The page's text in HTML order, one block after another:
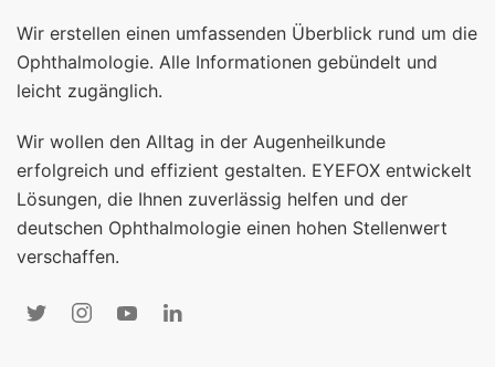
Wir erstellen einen umfassenden Überblick rund um die
Ophthalmologie. Alle Informationen gebündelt und
leicht zugänglich.
Wir wollen den Alltag in der Augenheilkunde
erfolgreich und effizient gestalten. EYEFOX entwickelt
Lösungen, die Ihnen zuverlässig helfen und der
deutschen Ophthalmologie einen hohen Stellenwert
verschaffen.